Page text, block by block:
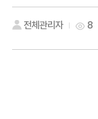
전체관리자 8